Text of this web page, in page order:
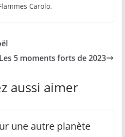
Carolo.
Les 5 moments forts de 2023
aussi aimer
une autre planète